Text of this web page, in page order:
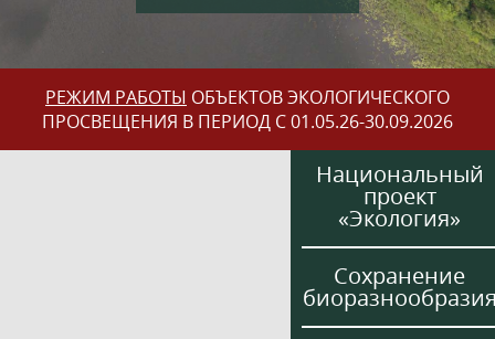
РЕЖИМ РАБОТЫ ОБЪЕКТОВ ЭКОЛОГИЧЕСКОГО
ПРОСВЕЩЕНИЯ В ПЕРИОД С 01.05.26-30.09.2026
Национальный
проект
«Экология»
Сохранение